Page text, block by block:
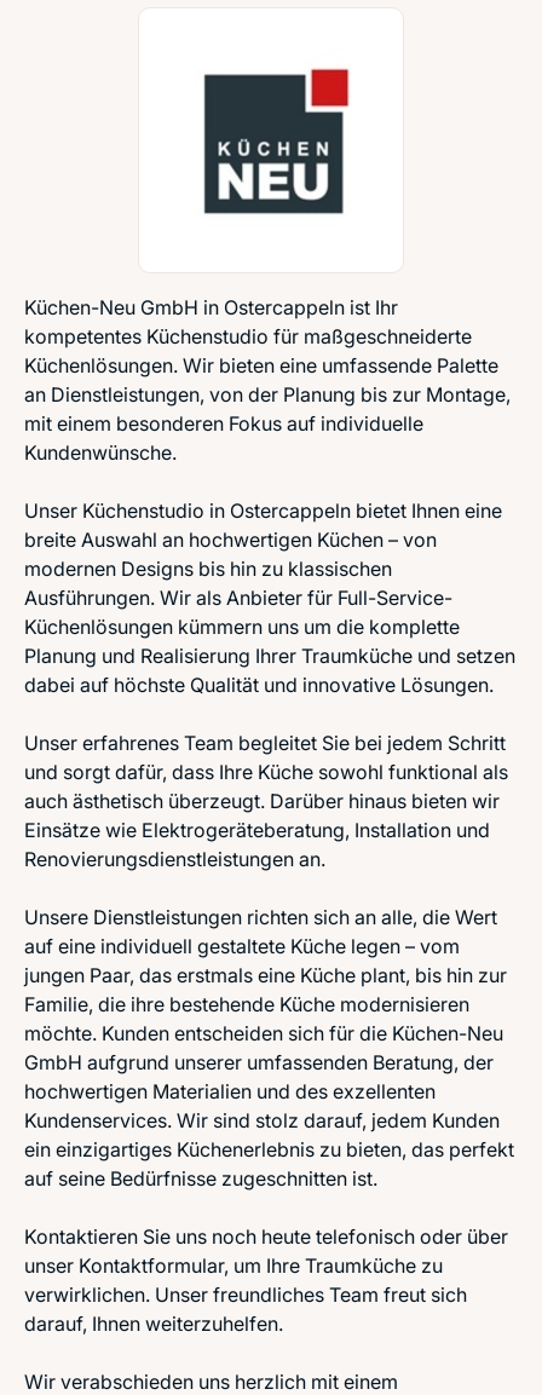
Küchen-Neu GmbH in Ostercappeln ist Ihr
kompetentes Küchenstudio für maßgeschneiderte
Küchenlösungen. Wir bieten eine umfassende Palette
an Dienstleistungen, von der Planung bis zur Montage,
mit einem besonderen Fokus auf individuelle
Kundenwünsche.
Unser Küchenstudio in Ostercappeln bietet Ihnen eine
breite Auswahl an hochwertigen Küchen – von
modernen Designs bis hin zu klassischen
Ausführungen. Wir als Anbieter für Full-Service-
Küchenlösungen kümmern uns um die komplette
Planung und Realisierung Ihrer Traumküche und setzen
dabei auf höchste Qualität und innovative Lösungen.
Unser erfahrenes Team begleitet Sie bei jedem Schritt
und sorgt dafür, dass Ihre Küche sowohl funktional als
auch ästhetisch überzeugt. Darüber hinaus bieten wir
Einsätze wie Elektrogeräteberatung, Installation und
Renovierungsdienstleistungen an.
Unsere Dienstleistungen richten sich an alle, die Wert
auf eine individuell gestaltete Küche legen – vom
jungen Paar, das erstmals eine Küche plant, bis hin zur
Familie, die ihre bestehende Küche modernisieren
möchte. Kunden entscheiden sich für die Küchen-Neu
GmbH aufgrund unserer umfassenden Beratung, der
hochwertigen Materialien und des exzellenten
Kundenservices. Wir sind stolz darauf, jedem Kunden
ein einzigartiges Küchenerlebnis zu bieten, das perfekt
auf seine Bedürfnisse zugeschnitten ist.
Kontaktieren Sie uns noch heute telefonisch oder über
unser Kontaktformular, um Ihre Traumküche zu
verwirklichen. Unser freundliches Team freut sich
darauf, Ihnen weiterzuhelfen.
Wir verabschieden uns herzlich mit einem